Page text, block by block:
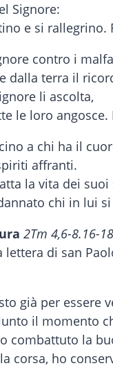
Signore:
e si rallegrino.
contro i
dalla terra il
li ascolta,
le loro angosce.
a chi ha il
affranti.
la vita dei suoi
chi in lui
2Tm 4,6-8.16-18
lettera di san
già per essere
il momento
combattuto la
corsa, ho